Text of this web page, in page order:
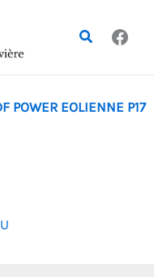
Rechercher
POWER EOLIENNE P17